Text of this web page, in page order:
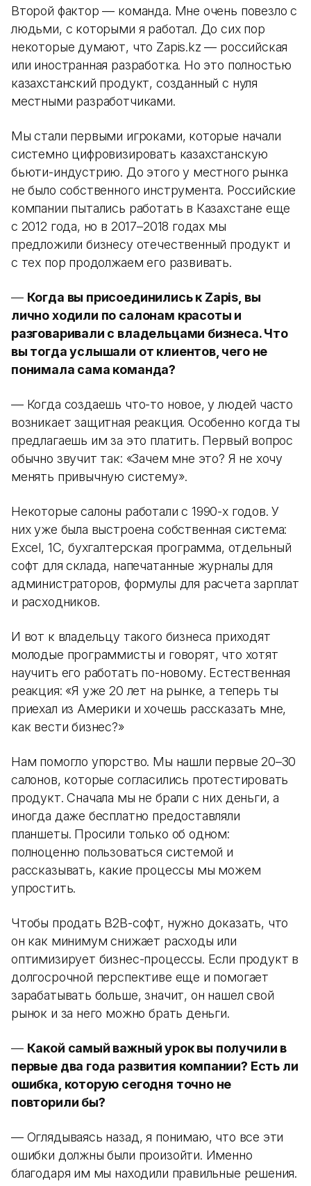
Второй фактор — команда. Мне очень повезло с
людьми, с которыми я работал. До сих пор
некоторые думают, что Zapis.kz — российская
или иностранная разработка. Но это полностью
казахстанский продукт, созданный с нуля
местными разработчиками.
Мы стали первыми игроками, которые начали
системно цифровизировать казахстанскую
бьюти-индустрию. До этого у местного рынка
не было собственного инструмента. Российские
компании пытались работать в Казахстане еще
с 2012 года, но в 2017–2018 годах мы
предложили бизнесу отечественный продукт и
с тех пор продолжаем его развивать.
— Когда вы присоединились к Zapis, вы
лично ходили по салонам красоты и
разговаривали с владельцами бизнеса. Что
вы тогда услышали от клиентов, чего не
понимала сама команда?
— Когда создаешь что-то новое, у людей часто
возникает защитная реакция. Особенно когда ты
предлагаешь им за это платить. Первый вопрос
обычно звучит так: «Зачем мне это? Я не хочу
менять привычную систему».
Некоторые салоны работали с 1990-х годов. У
них уже была выстроена собственная система:
Excel, 1С, бухгалтерская программа, отдельный
софт для склада, напечатанные журналы для
администраторов, формулы для расчета зарплат
и расходников.
И вот к владельцу такого бизнеса приходят
молодые программисты и говорят, что хотят
научить его работать по-новому. Естественная
реакция: «Я уже 20 лет на рынке, а теперь ты
приехал из Америки и хочешь рассказать мне,
как вести бизнес?»
Нам помогло упорство. Мы нашли первые 20–30
салонов, которые согласились протестировать
продукт. Сначала мы не брали с них деньги, а
иногда даже бесплатно предоставляли
планшеты. Просили только об одном:
полноценно пользоваться системой и
рассказывать, какие процессы мы можем
упростить.
Чтобы продать B2B-софт, нужно доказать, что
он как минимум снижает расходы или
оптимизирует бизнес-процессы. Если продукт в
долгосрочной перспективе еще и помогает
зарабатывать больше, значит, он нашел свой
рынок и за него можно брать деньги.
— Какой самый важный урок вы получили в
первые два года развития компании? Есть ли
ошибка, которую сегодня точно не
повторили бы?
— Оглядываясь назад, я понимаю, что все эти
ошибки должны были произойти. Именно
благодаря им мы находили правильные решения.